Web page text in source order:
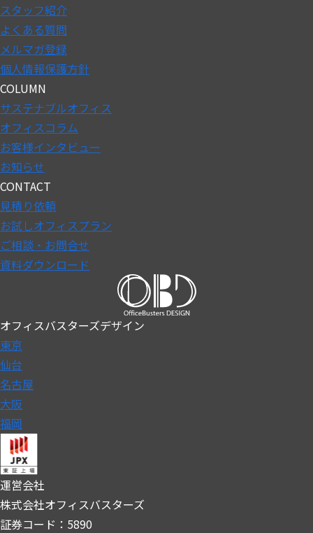
スタッフ紹介
よくある質問
メルマガ登録
個人情報保護方針
COLUMN
サステナブルオフィス
オフィスコラム
お客様インタビュー
お知らせ
CONTACT
見積り依頼
お試しオフィスプラン
ご相談・お問合せ
資料ダウンロード
オフィスバスターズデザイン
東京
仙台
名古屋
大阪
福岡
運営会社
株式会社オフィスバスターズ
証券コード：5890